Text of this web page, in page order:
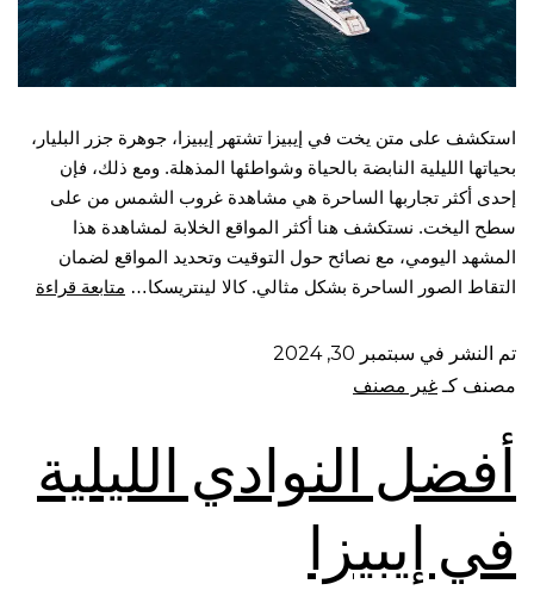
استكشف على متن يخت في إيبيزا تشتهر إيبيزا، جوهرة جزر البليار،
بحياتها الليلية النابضة بالحياة وشواطئها المذهلة. ومع ذلك، فإن
إحدى أكثر تجاربها الساحرة هي مشاهدة غروب الشمس من على
سطح اليخت. نستكشف هنا أكثر المواقع الخلابة لمشاهدة هذا
المشهد اليومي، مع نصائح حول التوقيت وتحديد المواقع لضمان
التقاط الصور الساحرة بشكل مثالي. كالا لينتريسكا… متابعة قراءة
تم النشر في سبتمبر 30, 2024
مصنف كـغير مصنف
أفضل النوادي الليلية
في إيبيزا